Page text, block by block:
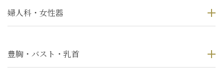
婦人科・女性器
豊胸・バスト・乳首